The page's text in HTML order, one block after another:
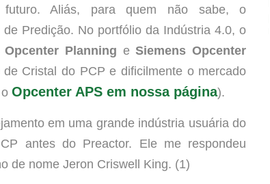
Aliás, para quem não sabe, o
de Predição. No portfólio da Indústria 4.0, o
Opcenter Planning eSiemens Opcenter
Cristal do PCP e dificilmente o mercado
Opcenter APS em nossa página).
em uma grande indústria usuária do
antes do Preactor. Ele me respondeu
de nome Jeron Criswell King. (1)